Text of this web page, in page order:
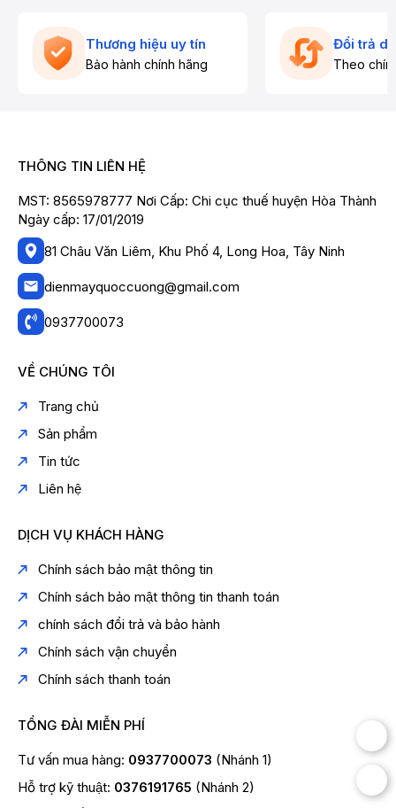
Thương hiệu uy tín
Bảo hành chính hãng
Đổi trả
Theo
THÔNG TIN LIÊN HỆ
MST: 8565978777 Nơi Cấp: Chi cục thuế huyện Hòa Thành
Ngày cấp: 17/01/2019
81 Châu Văn Liêm, Khu Phố 4, Long Hoa, Tây Ninh
dienmayquoccuong@gmail.com
0937700073
VỀ CHÚNG TÔI
Trang chủ
Sản phẩm
Tin tức
Liên hệ
DỊCH VỤ KHÁCH HÀNG
Chính sách bảo mật thông tin
Chính sách bảo mật thông tin thanh toán
chính sách đổi trả và bảo hành
Chính sách vận chuyển
Chính sách thanh toán
TỔNG ĐÀI MIỄN PHÍ
Tư vấn mua hàng: 0937700073 (Nhánh 1)
Hỗ trợ kỹ thuật: 0376191765 (Nhánh 2)